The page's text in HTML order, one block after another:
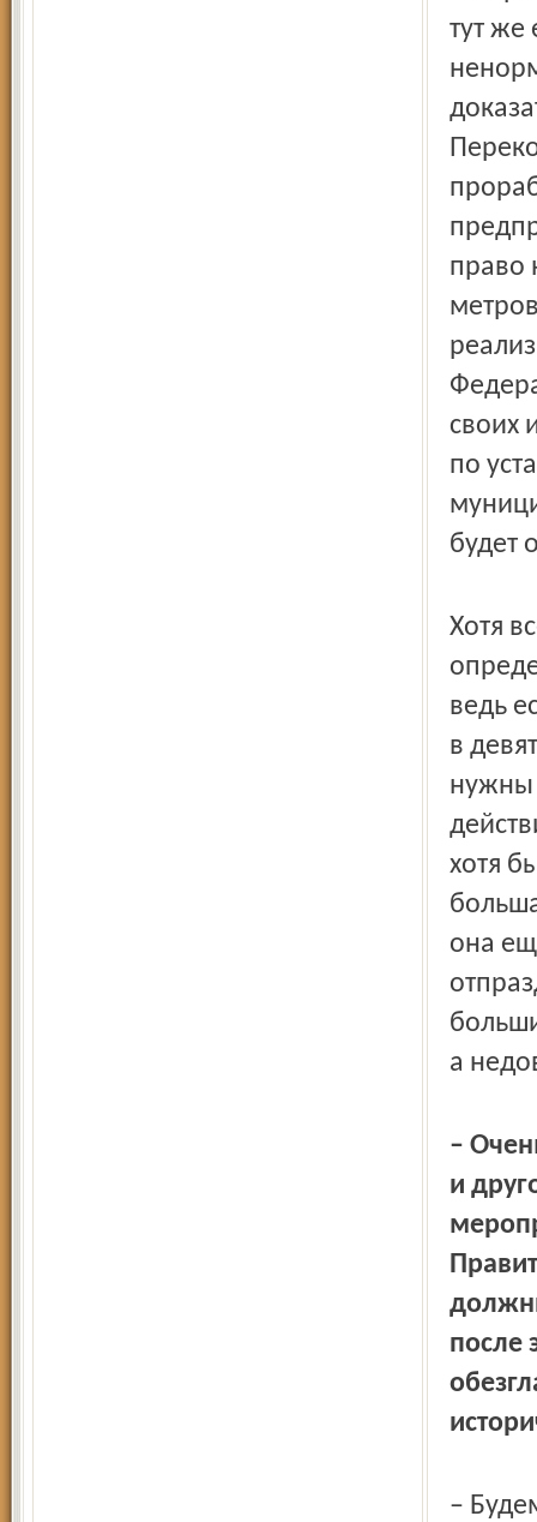
тут же
право
своих
по
будет
Хотя
ведь
в
нужны
хотя
она
а
–
и
после
–